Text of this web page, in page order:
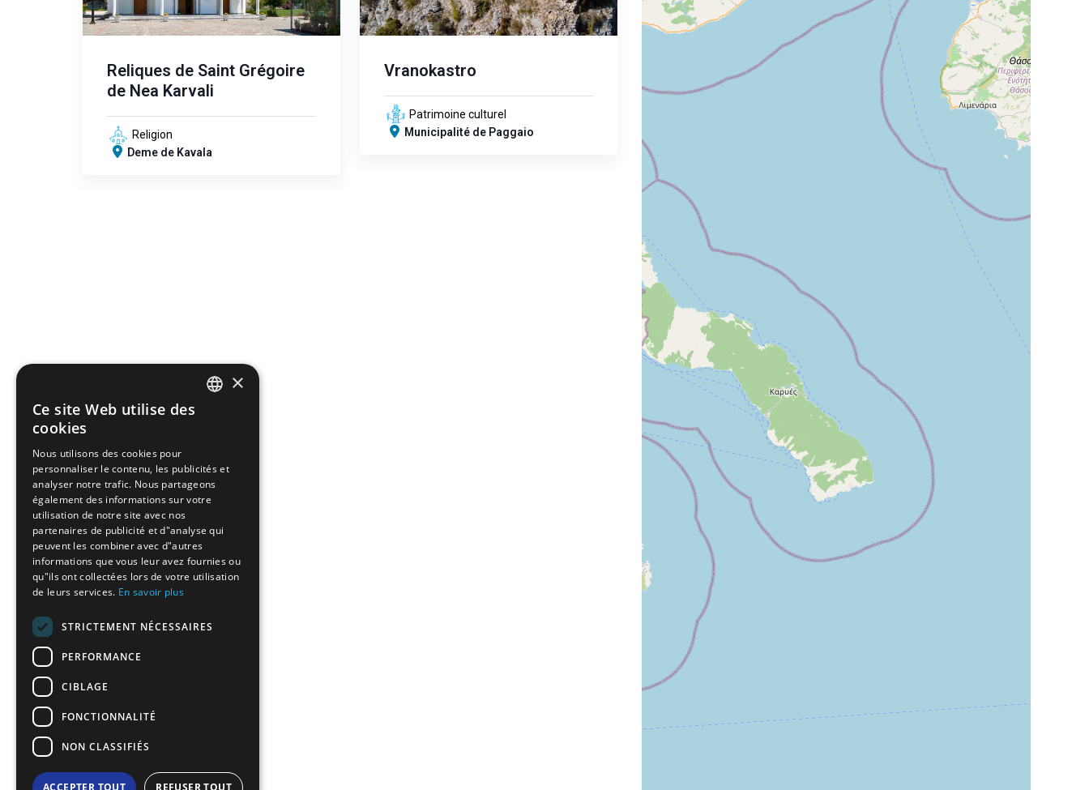
Reliques de Saint Grégoire
de Nea Karvali
Religion
Deme de Kavala
Vranokastro
Patrimoine culturel
Municipalité de Paggaio
FRENCH
BULGARIAN
GERMAN
ROMANIAN
TURKISH
×
Ce site Web utilise des
cookies
Nous utilisons des cookies pour
personnaliser le contenu, les publicités et
analyser notre trafic. Nous partageons
également des informations sur votre
utilisation de notre site avec nos
partenaires de publicité et d"analyse qui
peuvent les combiner avec d"autres
informations que vous leur avez fournies ou
qu"ils ont collectées lors de votre utilisation
de leurs services. En savoir plus
STRICTEMENT NÉCESSAIRES
PERFORMANCE
CIBLAGE
FONCTIONNALITÉ
NON CLASSIFIÉS
ACCEPTER TOUT REFUSER TOUT